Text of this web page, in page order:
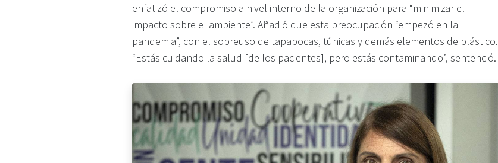
enfatizó el compromiso a nivel interno de la organización para “minimizar el
impacto sobre el ambiente”. Añadió que esta preocupación “empezó en la
pandemia”, con el sobreuso de tapabocas, túnicas y demás elementos de plástico.
“Estás cuidando la salud [de los pacientes], pero estás contaminando”, sentenció.